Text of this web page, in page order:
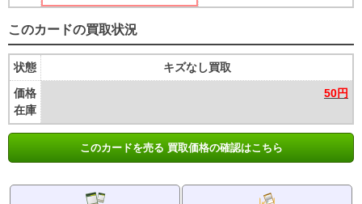
このカードの買取状況
状態
価格
在庫
キズなし買取
50円
このカードを売る 買取価格の確認はこちら